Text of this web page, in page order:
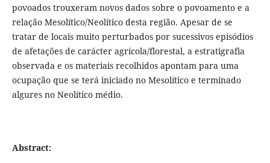
povoados trouxeram novos dados sobre o povoamento e a
relação Mesolítico/Neolítico desta região. Apesar de se
tratar de locais muito perturbados por sucessivos episódios
de afetações de carácter agrícola/florestal, a estratigrafia
observada e os materiais recolhidos apontam para uma
ocupação que se terá iniciado no Mesolítico e terminado
algures no Neolítico médio.
Abstract: